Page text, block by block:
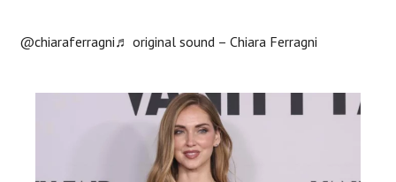
@chiaraferragni♬ original sound – Chiara Ferragni